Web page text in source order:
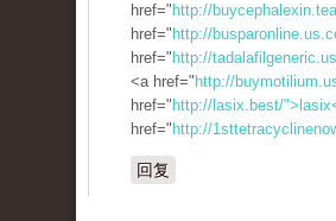
href=" http://
href=" http://
href=" http://
<a href=" http://
href=" http://lasix.best/
href=" http://
回复